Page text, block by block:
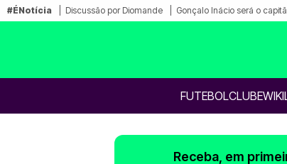
#ÉNotícia Discussão por Diomande Gonçalo Inácio será o
FUTEBOLCLUBE
Receba, em